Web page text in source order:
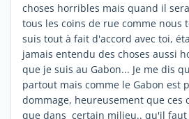
choses horribles mais quand il
tous les coins de rue comme nous
suis tout à fait d'accord avec toi,
jamais entendu des choses aussi
que je suis au Gabon... Je me dis
partout mais comme le Gabon est
dommage, heureusement que ces
que dans certain milieu.. qu'il faut